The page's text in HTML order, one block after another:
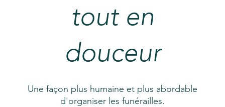
tout en
douceur
Une façon plus humaine et plus abordable
d'organiser les funérailles.